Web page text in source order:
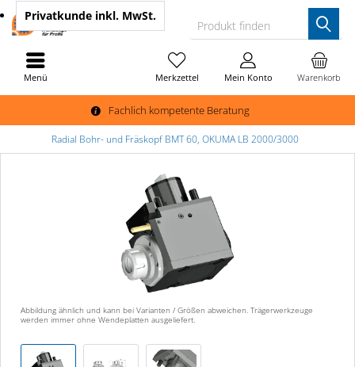
Fachlich kompetente Beratung
Produkt finden
Warenkorb
Merkzettel Mein Konto
Privatkunde inkl. MwSt.
Menü
Radial Bohr- und Fräskopf BMT 60, OKUMA LB 2000/3000
Abbildung ähnlich und kann bei Varianten / Größen abweichen. Trägerwerkzeuge
werden immer ohne Wendeplatten ausgeliefert.